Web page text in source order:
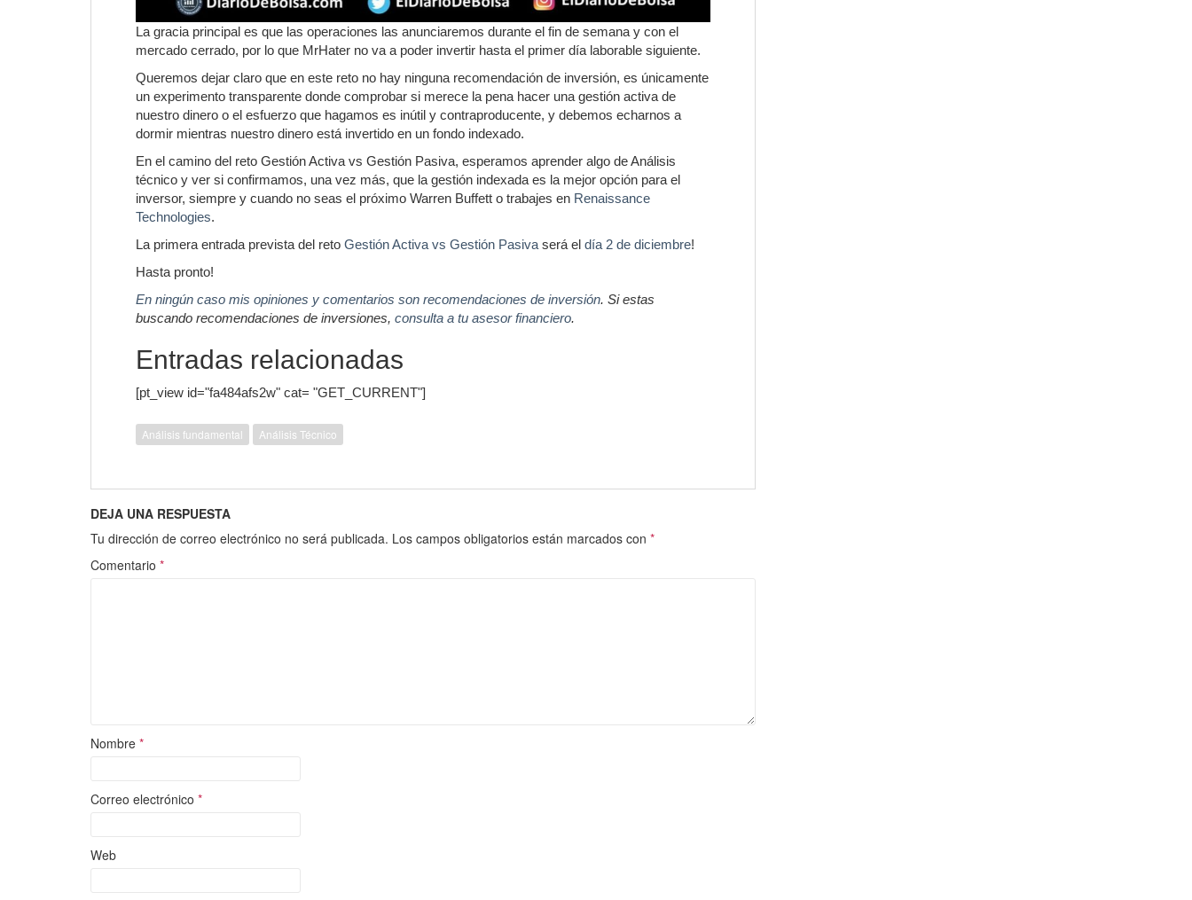
La gracia principal es que las operaciones las anunciaremos durante el fin de semana y con el
mercado cerrado, por lo que MrHater no va a poder invertir hasta el primer día laborable siguiente.
Queremos dejar claro que en este reto no hay ninguna recomendación de inversión, es únicamente
un experimento transparente donde comprobar si merece la pena hacer una gestión activa de
nuestro dinero o el esfuerzo que hagamos es inútil y contraproducente, y debemos echarnos a
dormir mientras nuestro dinero está invertido en un fondo indexado.
En el camino del reto Gestión Activa vs Gestión Pasiva, esperamos aprender algo de Análisis
técnico y ver si confirmamos, una vez más, que la gestión indexada es la mejor opción para el
inversor, siempre y cuando no seas el próximo Warren Buffett o trabajes en Renaissance
Technologies.
La primera entrada prevista del reto Gestión Activa vs Gestión Pasiva será el día 2 de diciembre!
Hasta pronto!
En ningún caso mis opiniones y comentarios son recomendaciones de inversión. Si estas
buscando recomendaciones de inversiones, consulta a tu asesor financiero.
Entradas relacionadas
[pt_view id="fa484afs2w" cat= "GET_CURRENT"]
Análisis fundamental Análisis Técnico
DEJA UNA RESPUESTA
Tu dirección de correo electrónico no será publicada. Los campos obligatorios están marcados con *
Comentario *
Nombre *
Correo electrónico *
Web